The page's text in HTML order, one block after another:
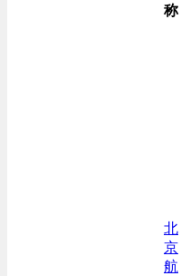
称
北
京
航